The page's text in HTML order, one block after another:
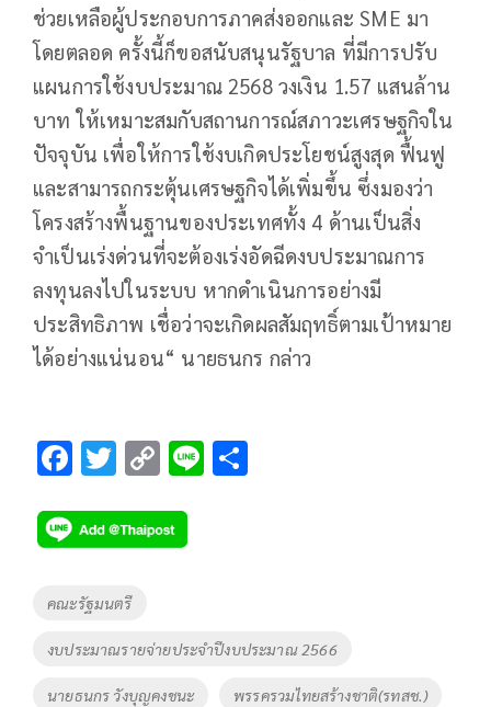
ช่วยเหลือผู้ประกอบการภาคส่งออกและ SME มา
โดยตลอด ครั้งนี้ก็ขอสนับสนุนรัฐบาล ที่มีการปรับ
แผนการใช้งบประมาณ 2568 วงเงิน 1.57 แสนล้าน
บาท ให้เหมาะสมกับสถานการณ์สภาวะเศรษฐกิจใน
ปัจจุบัน เพื่อให้การใช้งบเกิดประโยชน์สูงสุด ฟื้นฟู
และสามารถกระตุ้นเศรษฐกิจได้เพิ่มขึ้น ซึ่งมองว่า
โครงสร้างพื้นฐานของประเทศทั้ง 4 ด้านเป็นสิ่ง
จำเป็นเร่งด่วนที่จะต้องเร่งอัดฉีดงบประมาณการ
ลงทุนลงไปในระบบ หากดำเนินการอย่างมี
ประสิทธิภาพ เชื่อว่าจะเกิดผลสัมฤทธิ์ตามเป้าหมาย
ได้อย่างแน่นอน“ นายธนกร กล่าว
F
e
b
o
o
k
T
tt
er
C
p
y
k
Li
Tags
คณะรัฐมนตรี
งบประมาณรายจ่ายประจำปีงบประมาณ 2566
นายธนกร วังบุญคงชนะ พรรครวมไทยสร้างชาติ(รทสช.)